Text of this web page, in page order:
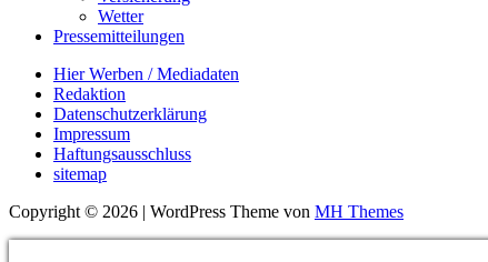
Wetter
Pressemitteilungen
Hier Werben / Mediadaten
Redaktion
Datenschutzerklärung
Impressum
Haftungsausschluss
sitemap
Copyright © 2026 | WordPress Theme von MH Themes